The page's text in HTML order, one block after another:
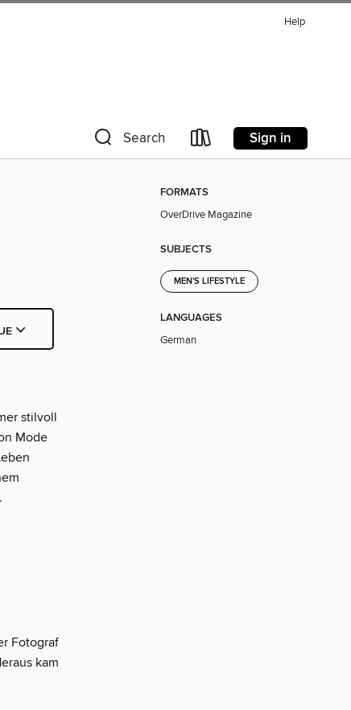
Help
Search Sign in
stilvoll
Mode
Fotograf
kam
FORMATS
OverDrive Magazine
SUBJECTS
MEN'S LIFESTYLE
LANGUAGES
German